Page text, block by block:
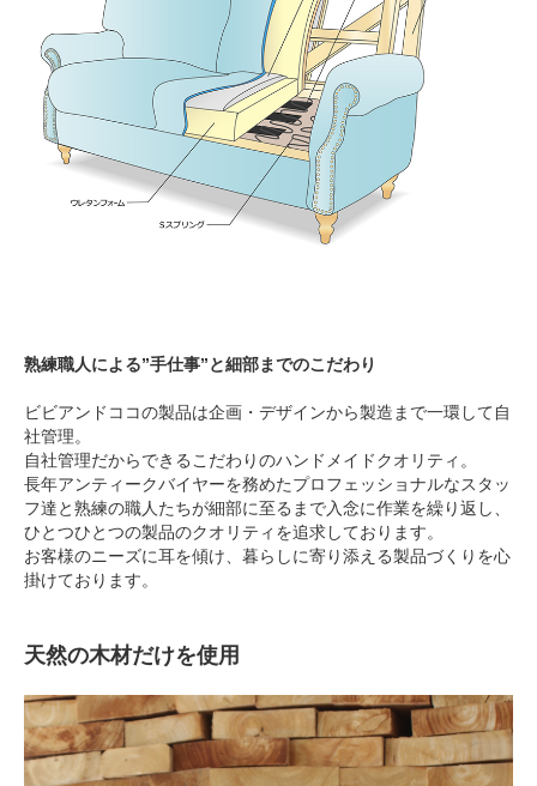
熟練職人による”手仕事”と細部までのこだわり
ビビアンドココの製品は企画・デザインから製造まで一環して自
社管理。
自社管理だからできるこだわりのハンドメイドクオリティ。
長年アンティークバイヤーを務めたプロフェッショナルなスタッ
フ達と熟練の職人たちが細部に至るまで入念に作業を繰り返し、
ひとつひとつの製品のクオリティを追求しております。
お客様のニーズに耳を傾け、暮らしに寄り添える製品づくりを心
掛けております。
天然の木材だけを使用